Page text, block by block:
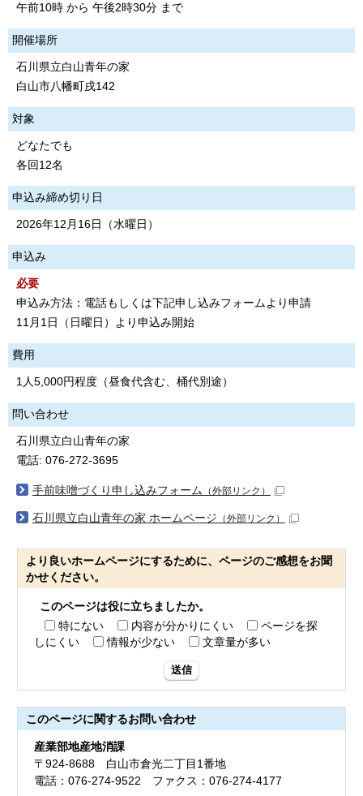
午前10時 から 午後2時30分 まで
開催場所
石川県立白山青年の家
白山市八幡町戌142
対象
どなたでも
各回12名
申込み締め切り日
2026年12月16日（水曜日）
申込み
必要
申込み方法：電話もしくは下記申し込みフォームより申請
11月1日（日曜日）より申込み開始
費用
1人5,000円程度（昼食代含む、桶代別途）
問い合わせ
石川県立白山青年の家
電話: 076-272-3695
手前味噌づくり申し込みフォーム （外部リンク）
石川県立白山青年の家 ホームページ （外部リンク）
より良いホームページにするために、ページのご感想をお聞
かせください。
このページは役に立ちましたか。
特にない
内容が分かりにくい
ページを探
しにくい
情報が少ない 文章量が多い
送信
このページに関するお問い合わせ
産業部地産地消課
〒924-8688 白山市倉光二丁目1番地
電話：076-274-9522 ファクス：076-274-4177